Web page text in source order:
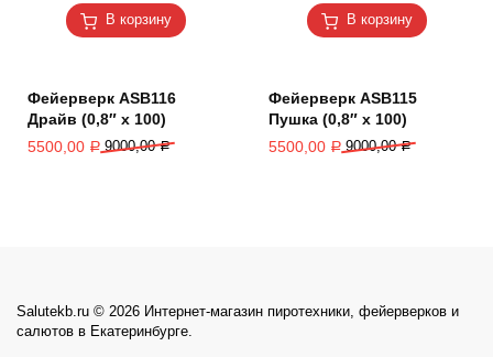
В корзину
Фейерверк ASB116
Драйв (0,8″ х 100)
9000,00Р
5500,00 Р
В корзину
Фейерверк ASB115
Пушка (0,8″ х 100)
9000,00Р
5500,00 Р
Salutekb.ru © 2026 Интернет-магазин пиротехники, фейерверков и
салютов в Екатеринбурге.